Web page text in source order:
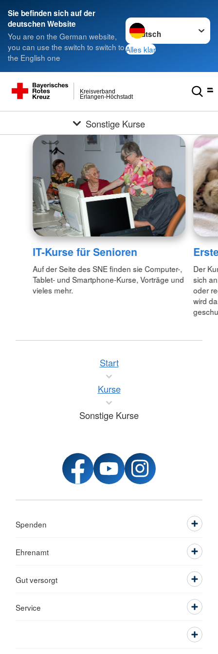
Sie befinden sich auf der
deutschen Website
You are on the German website,
you can use the switch to switch to
the English one
Sprache wechseln zu
Alles klar
Erlangen-Höchstadt
Kreisverband
Sonstige Kurse
IT-Kurse für Senioren
Auf der Seite des SNE finden sie Computer-,
Tablet- und Smartphone-Kurse, Vorträge und
vieles mehr.
Der
sich
oder
wird
Start
Kurse
Sonstige Kurse
Spenden
Ehrenamt
Gut versorgt
Service